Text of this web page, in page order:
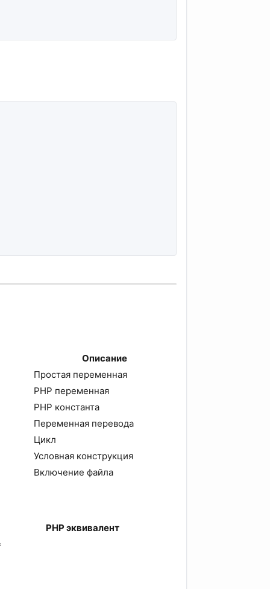
Описание
Простая переменная
PHP переменная
PHP константа
Переменная перевода
Цикл
Условная конструкция
Включение файла
PHP эквивалент